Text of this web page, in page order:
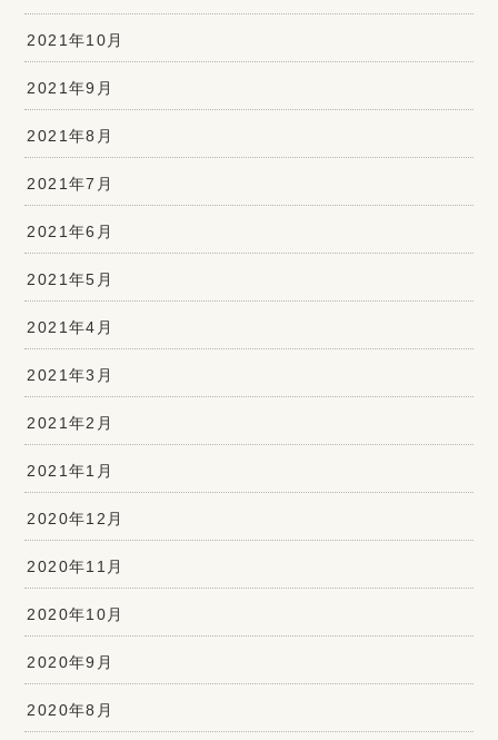
2021年10月
2021年9月
2021年8月
2021年7月
2021年6月
2021年5月
2021年4月
2021年3月
2021年2月
2021年1月
2020年12月
2020年11月
2020年10月
2020年9月
2020年8月